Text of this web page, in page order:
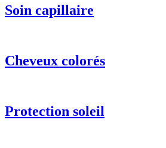
Soin capillaire
Cheveux colorés
Protection soleil